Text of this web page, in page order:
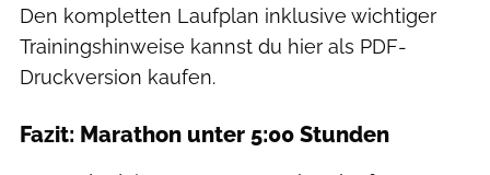
Den kompletten Laufplan inklusive wichtiger
Trainingshinweise kannst du hier als PDF-
Druckversion kaufen.
Fazit: Marathon unter 5:00 Stunden